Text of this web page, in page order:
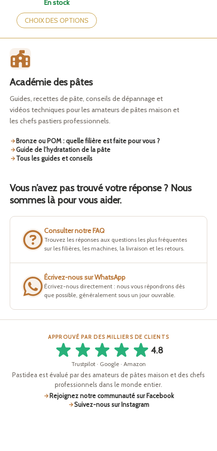
En stock
CHOIX DES OPTIONS
Ce
produit
a
plusieurs
Les
options
être
choisies
sur
la
page
produit
Académie des pâtes
Guides, recettes de pâte, conseils de dépannage et
vidéos techniques pour les amateurs de pâtes maison et
les chefs pastiers professionnels.
Bronze ou POM : quelle filière est faite pour vous ?
Guide de l’hydratation de la pâte
Tous les guides et conseils
Vous n’avez pas trouvé votre réponse ? Nous
sommes là pour vous aider.
Consulter notre FAQ
Trouvez les réponses aux questions les plus fréquentes
sur les filières, les machines, la livraison et les retours.
Écrivez-nous sur WhatsApp
Écrivez-nous directement : nous vous répondrons dès
que possible, généralement sous un jour ouvrable.
APPROUVÉ PAR DES MILLIERS DE CLIENTS
4.8
Trustpilot · Google · Amazon
Pastidea est évalué par des amateurs de pâtes maison et des chefs
professionnels dans le monde entier.
Rejoignez notre communauté sur Facebook
Suivez-nous sur Instagram